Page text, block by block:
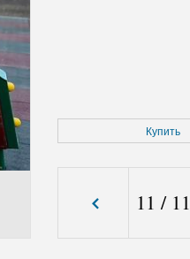
Купить
11 / 11